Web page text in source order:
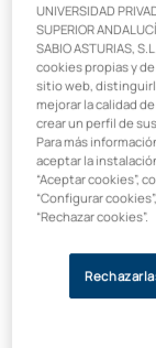
Las
Arquitecto
Es la salida
demandadas.El
desde su
vivienda
públicos o
autónoma es
UNIVERSIDAD
SUPERIOR
SABIO ASTURIAS,
cookies propias y
sitio web,
mejorar la calidad
crear un perfil de
Para más
aceptar la
“Aceptar cookies”,
“Configurar
“Rechazar cookies”.